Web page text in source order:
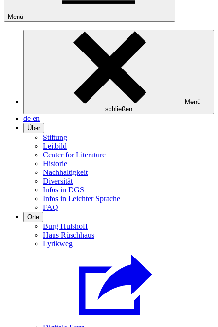
Menü
Menü
schließen
de en
Über
Stiftung
Leitbild
Center for Literature
Historie
Nachhaltigkeit
Diversität
Infos in DGS
Infos in Leichter Sprache
FAQ
Orte
Burg Hülshoff
Haus Rüschhaus
Lyrikweg